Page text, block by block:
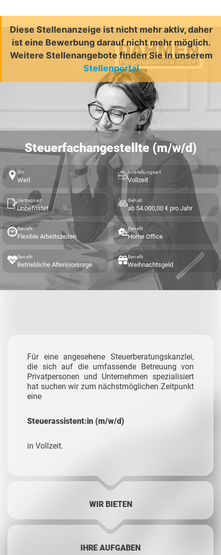
Diese Stellenanzeige ist nicht mehr aktiv, daher
ist eine Bewerbung darauf nicht mehr möglich.
Weitere Stellenangebote finden Sie in unserem
Stellenportal
Steuerfachangestellte (m/w/d)
Ort
Werl
Anstellungsart
Vollzeit
Vertragsart
Unbefristet
Gehalt
ab 54.000,00 € pro Jahr
Benefit
Flexible Arbeitszeiten
Benefit
Home Office
Benefit
Betriebliche Altersvorsorge
Benefit
Weihnachtsgeld
Für eine angesehene Steuerberatungskanzlei,
die sich auf die umfassende Betreuung von
Privatpersonen und Unternehmen spezialisiert
hat suchen wir zum nächstmöglichen Zeitpunkt
eine
Steuerassistent:in (m/w/d)
in Vollzeit.
WIR BIETEN
IHRE AUFGABEN